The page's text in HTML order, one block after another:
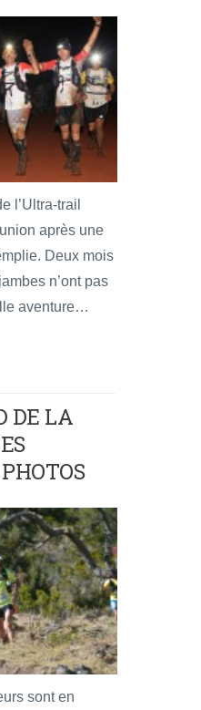
l’Ultra-trail
après une
Deux mois
n’ont pas
aventure…
DE LA
sont en